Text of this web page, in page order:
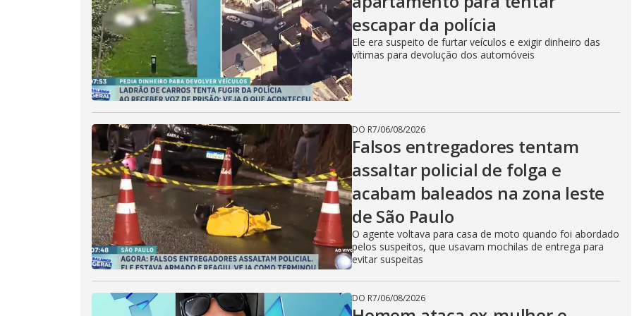
escapar da polícia
Ele era suspeito de furtar veículos e exigir dinheiro das
vítimas para devolução dos automóveis
DO R7/06/08/2026
Falsos entregadores tentam
assaltar policial de folga e
acabam baleados na zona leste
de São Paulo
O agente voltava para casa de moto quando foi abordado
pelos suspeitos, que usavam mochilas de entrega para
evitar suspeitas
DO R7/06/08/2026